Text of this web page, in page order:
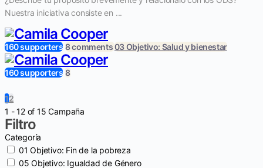
Nuestra iniciativa consiste en ...
160 supporters 8 comments03 Objetivo: Salud y bienestar
160 supporters 8
12
1 - 12 of 15 Campaña
Filtro
Categoría
01 Objetivo: Fin de la pobreza
05 Objetivo: Igualdad de Género